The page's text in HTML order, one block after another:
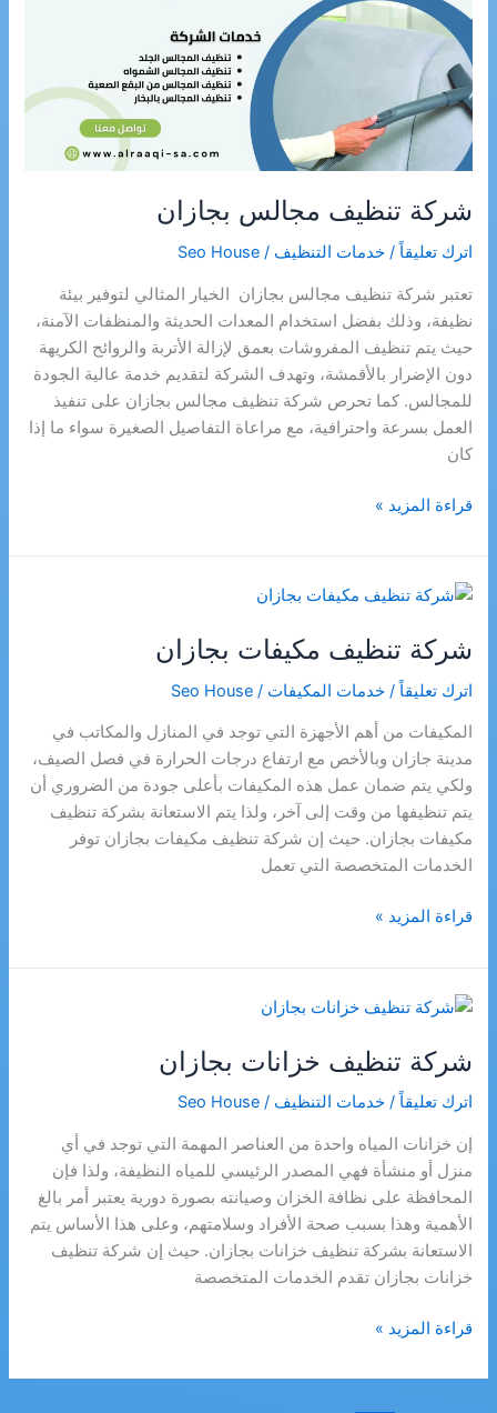
شركة تنظيف مجالس بجازان
اترك تعليقاً /خدمات التنظيف /
Seo House
تعتبر شركة تنظيف مجالس بجازان الخيار المثالي لتوفير بيئة
نظيفة، وذلك بفضل استخدام المعدات الحديثة والمنظفات الآمنة،
حيث يتم تنظيف المفروشات بعمق لإزالة الأتربة والروائح الكريهة
دون الإضرار بالأقمشة، وتهدف الشركة لتقديم خدمة عالية الجودة
للمجالس. كما تحرص شركة تنظيف مجالس بجازان على تنفيذ
العمل بسرعة واحترافية، مع مراعاة التفاصيل الصغيرة سواء ما إذا
كان
شركة
مجالس
بجازان
قراءة المزيد »
شركة تنظيف مكيفات بجازان
اترك تعليقاً /خدمات المكيفات /
Seo House
المكيفات من أهم الأجهزة التي توجد في المنازل والمكاتب في
مدينة جازان وبالأخص مع ارتفاع درجات الحرارة في فصل الصيف،
ولكي يتم ضمان عمل هذه المكيفات بأعلى جودة من الضروري أن
يتم تنظيفها من وقت إلى آخر، ولذا يتم الاستعانة بشركة تنظيف
مكيفات بجازان. حيث إن شركة تنظيف مكيفات بجازان توفر
الخدمات المتخصصة التي تعمل
شركة
مكيفات
بجازان
قراءة المزيد »
شركة تنظيف خزانات بجازان
اترك تعليقاً /خدمات التنظيف /
Seo House
إن خزانات المياه واحدة من العناصر المهمة التي توجد في أي
منزل أو منشأة فهي المصدر الرئيسي للمياه النظيفة، ولذا فإن
المحافظة على نظافة الخزان وصيانته بصورة دورية يعتبر أمر بالغ
الأهمية وهذا بسبب صحة الأفراد وسلامتهم، وعلى هذا الأساس يتم
الاستعانة بشركة تنظيف خزانات بجازان. حيث إن شركة تنظيف
خزانات بجازان تقدم الخدمات المتخصصة
شركة
خزانات
قراءة المزيد »